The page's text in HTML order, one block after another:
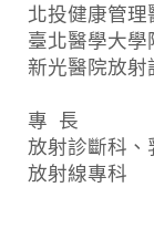
北投健康管理
臺北醫學大學
新光醫院放射
專 長
放射診斷科、
放射線專科